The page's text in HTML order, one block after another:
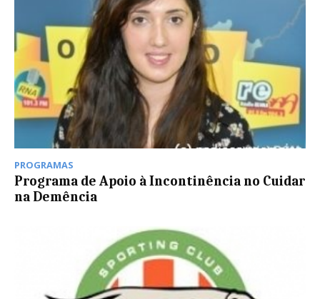
PROGRAMAS
Programa de Apoio à Incontinência no Cuidar
na Demência